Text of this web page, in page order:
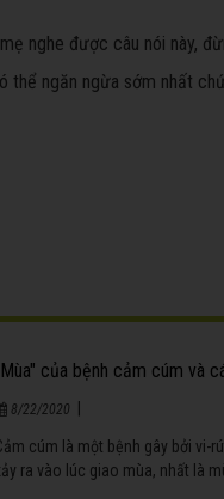
nghe được câu nói này,
thể ngăn ngừa sớm nhất
của bệnh cảm cúm và
8/22/2020
cúm là một bệnh gây bởi vi-
ra vào lúc giao mùa, nhất là